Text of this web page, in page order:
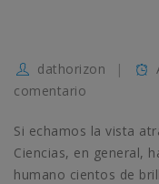
dathorizon
comentario
Si echamos la vista
Ciencias, en general,
humano cientos de